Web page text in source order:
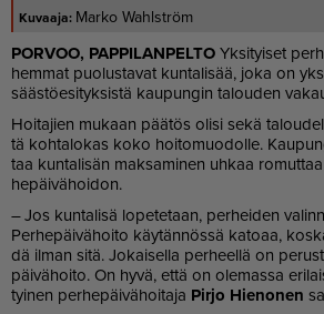
Marko Wahlström
POR­VOO, PAP­PI­LAN­PEL­TO Yk­si­tyi­set
hem­mat puo­lus­ta­vat kun­ta­li­sää, joka on
sääs­tö­e­si­tyk­sis­tä kau­pun­gin ta­lou­den
Hoi­ta­jien mu­kaan pää­tös oli­si sekä
tä koh­ta­lo­kas koko hoi­to­muo­dol­le.
taa kun­ta­li­sän mak­sa­mi­nen uh­kaa
he­päi­vä­hoi­don.
– Jos kun­ta­li­sä lo­pe­te­taan, per­hei­den
Per­he­päi­vä­hoi­to käy­tän­nös­sä ka­to­aa,
dä il­man sitä. Jo­kai­sel­la per­heel­lä on
päi­vä­hoi­to. On hyvä, et­tä on ole­mas­sa
tyi­nen per­he­päi­vä­hoi­ta­ja Pir­jo Hie­no­nen